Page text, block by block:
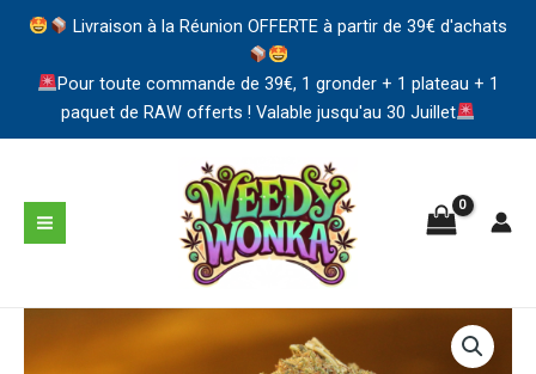
Livraison à la Réunion OFFERTE à partir de 39€ d'achats
Pour toute commande de 39€, 1 gronder + 1 plateau + 1
paquet de RAW offerts ! Valable jusqu'au 30 Juillet
contenu
MAIN